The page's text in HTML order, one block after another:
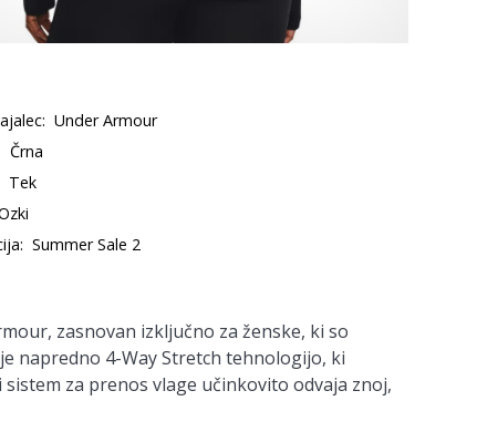
Under Armour
Črna
Tek
Summer Sale 2
zasnovan izključno za ženske, ki so
napredno 4-Way Stretch tehnologijo, ki
za prenos vlage učinkovito odvaja znoj,